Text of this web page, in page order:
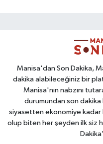
Manisa'dan Son Dakika,
dakika alabileceğiniz bir
Manisa'nın nabzını
durumundan son
siyasetten ekonomiye kadar
olup biten her şeyden ilk siz